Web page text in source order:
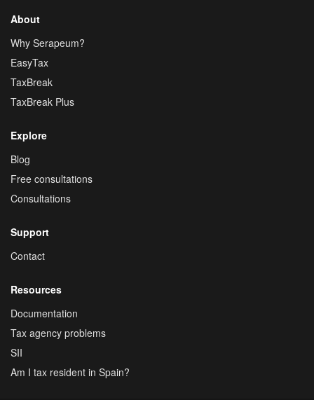
About
Why Serapeum?
EasyTax
TaxBreak
TaxBreak Plus
Explore
Blog
Free consultations
Consultations
Support
Contact
Resources
Documentation
Tax agency problems
SII
Am I tax resident in Spain?